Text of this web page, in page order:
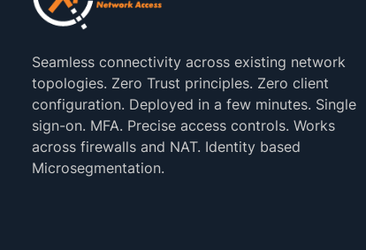
Seamless connectivity across existing network
topologies. Zero Trust principles. Zero client
configuration. Deployed in a few minutes. Single
sign-on. MFA. Precise access controls. Works
across firewalls and NAT. Identity based
Microsegmentation.